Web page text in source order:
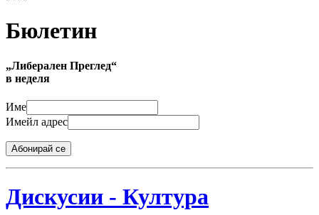
Бюлетин
„Либерален Преглед“
в неделя
Име
Имейл адрес
Абонирай се
Дискусии - Култура